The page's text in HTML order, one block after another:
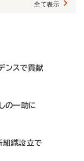
全て表示
ンスで貢献
の一助に
組織設立で